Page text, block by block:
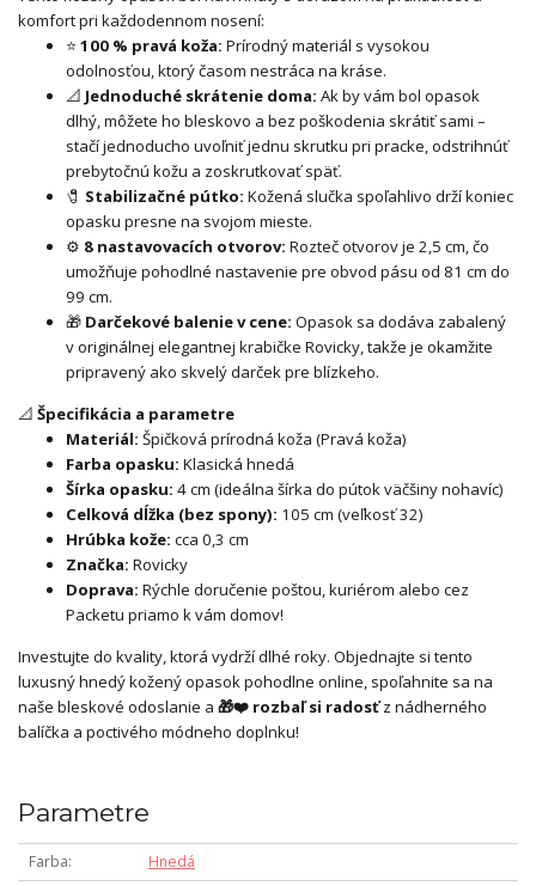
komfort pri každodennom nosení:
⭐100 % pravá koža: Prírodný materiál s vysokou
odolnosťou, ktorý časom nestráca na kráse.
📐 Jednoduché skrátenie doma: Ak by vám bol opasok
dlhý, môžete ho bleskovo a bez poškodenia skrátiť sami –
stačí jednoducho uvoľniť jednu skrutku pri pracke, odstrihnúť
prebytočnú kožu a zoskrutkovať späť.
🧷 Stabilizačné pútko: Kožená slučka spoľahlivo drží koniec
opasku presne na svojom mieste.
⚙ 8 nastavovacích otvorov: Rozteč otvorov je 2,5 cm, čo
umožňuje pohodlné nastavenie pre obvod pásu od 81 cm do
99 cm.
🎁 Darčekové balenie v cene: Opasok sa dodáva zabalený
v originálnej elegantnej krabičke Rovicky, takže je okamžite
pripravený ako skvelý darček pre blízkeho.
📐 Špecifikácia a parametre
Materiál: Špičková prírodná koža (Pravá koža)
Farba opasku: Klasická hnedá
Šírka opasku: 4 cm (ideálna šírka do pútok väčšiny nohavíc)
Celková dĺžka (bez spony): 105 cm (veľkosť 32)
Hrúbka kože: cca 0,3 cm
Značka: Rovicky
Doprava: Rýchle doručenie poštou, kuriérom alebo cez
Packetu priamo k vám domov!
Investujte do kvality, ktorá vydrží dlhé roky. Objednajte si tento
luxusný hnedý kožený opasok pohodlne online, spoľahnite sa na
naše bleskové odoslanie a 🎁❤️ rozbaľ si radosťz nádherného
balíčka a poctivého módneho doplnku!
Parametre
Farba
Hnedá